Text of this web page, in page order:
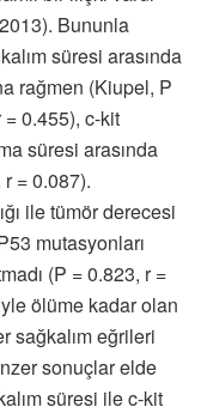
Bununla
süresi arasında
rağmen (Kiupel, P
0.455), c-kit
süresi arasında
= 0.087).
ile tümör derecesi
mutasyonları
(P = 0.823, r =
ölüme kadar olan
sağkalım eğrileri
sonuçlar elde
süresi ile c-kit